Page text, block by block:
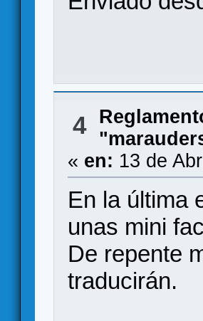
4
« en: 13 de
En la última
unas mini
De repente
traducirán.